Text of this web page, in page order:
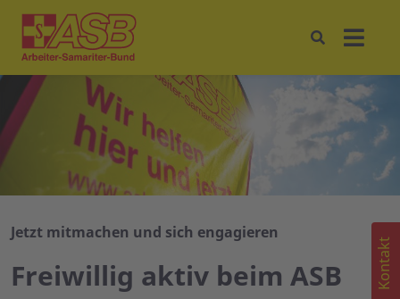
Jetzt mitmachen und sich engagieren
Freiwillig aktiv beim ASB Kontakt